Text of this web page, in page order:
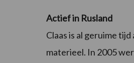
Actief in Rusland
Claas is al geruime
materieel. In 2005